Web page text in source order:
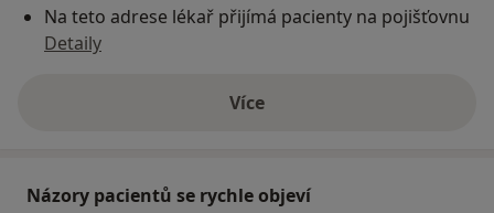
Na teto adrese lékař přijímá pacienty na pojišťovnu
Detaily
Víceo adrese
Názory pacientů se rychle objeví